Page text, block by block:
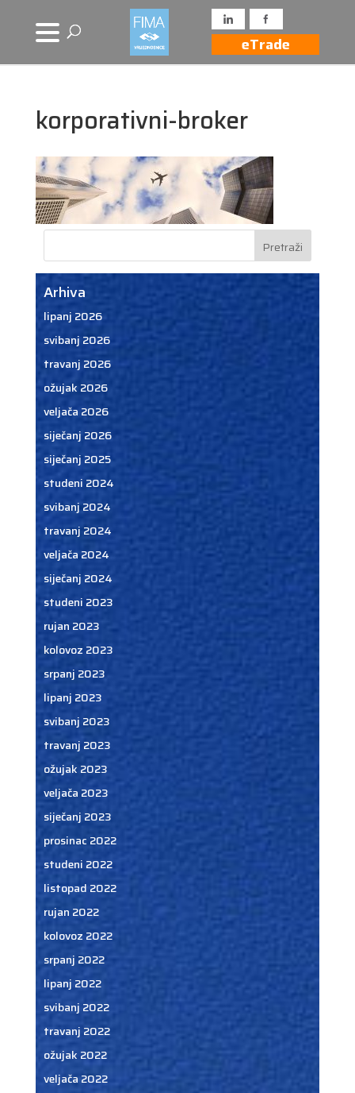
eTrade
korporativni-broker
Arhiva
lipanj 2026
svibanj 2026
travanj 2026
ožujak 2026
veljača 2026
siječanj 2026
siječanj 2025
studeni 2024
svibanj 2024
travanj 2024
veljača 2024
siječanj 2024
studeni 2023
rujan 2023
kolovoz 2023
srpanj 2023
lipanj 2023
svibanj 2023
travanj 2023
ožujak 2023
veljača 2023
siječanj 2023
prosinac 2022
studeni 2022
listopad 2022
rujan 2022
kolovoz 2022
srpanj 2022
lipanj 2022
svibanj 2022
travanj 2022
ožujak 2022
veljača 2022